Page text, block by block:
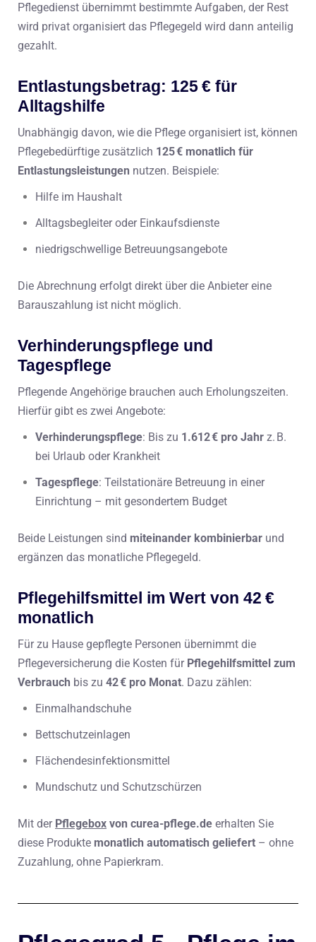
Pflegedienst übernimmt bestimmte Aufgaben, der Rest
wird privat organisiert das Pflegegeld wird dann anteilig
gezahlt.
Entlastungsbetrag: 125 € für
Alltagshilfe
Unabhängig davon, wie die Pflege organisiert ist, können
Pflegebedürftige zusätzlich 125 € monatlich für
Entlastungsleistungen nutzen. Beispiele:
Hilfe im Haushalt
Alltagsbegleiter oder Einkaufsdienste
niedrigschwellige Betreuungsangebote
Die Abrechnung erfolgt direkt über die Anbieter eine
Barauszahlung ist nicht möglich.
Verhinderungspflege und
Tagespflege
Pflegende Angehörige brauchen auch Erholungszeiten.
Hierfür gibt es zwei Angebote:
Verhinderungspflege: Bis zu 1.612 € pro Jahr z. B.
bei Urlaub oder Krankheit
Tagespflege: Teilstationäre Betreuung in einer
Einrichtung – mit gesondertem Budget
Beide Leistungen sind miteinander kombinierbar und
ergänzen das monatliche Pflegegeld.
Pflegehilfsmittel im Wert von 42 €
monatlich
Für zu Hause gepflegte Personen übernimmt die
Pflegeversicherung die Kosten für Pflegehilfsmittel zum
Verbrauch bis zu 42 € pro Monat. Dazu zählen:
Einmalhandschuhe
Bettschutzeinlagen
Flächendesinfektionsmittel
Mundschutz und Schutzschürzen
Mit der Pflegebox von curea-pflege.de erhalten Sie
diese Produkte monatlich automatisch geliefert – ohne
Zuzahlung, ohne Papierkram.